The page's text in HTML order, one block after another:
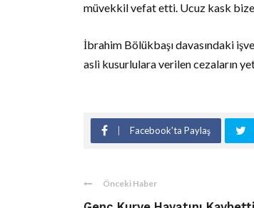
müvekkil vefat etti. Ucuz kask bize
İbrahim Bölükbaşı davasındaki
asli kusurlulara verilen cezaların
Facebook'ta Paylaş
Önceki Haber